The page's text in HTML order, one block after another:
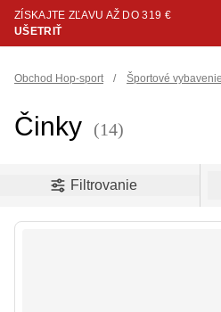
ZÍSKAJTE ZĽAVU AŽ DO 319 €
UŠETRIŤ
Obchod Hop-sport / Športové
Činky (14)
Filtrovanie